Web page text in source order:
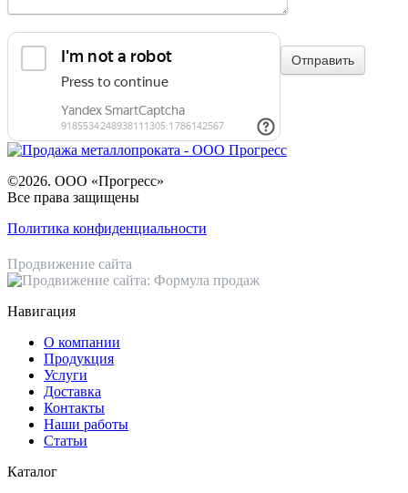
©2026. ООО «Прогресс»
Все права защищены
Политика конфиденциальности
Продвижение сайта
Навигация
О компании
Продукция
Услуги
Доставка
Контакты
Наши работы
Статьи
Каталог